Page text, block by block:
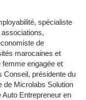
spécialiste
de
marocaines et
engagée et
Conseil, présidente du
de Microlabs Solution
Entrepreneur en